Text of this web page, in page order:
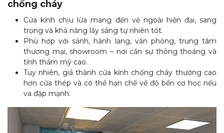
chống cháy
Cửa kính chịu lửa mang đến vẻ ngoài hiện đại, sang
trọng và khả năng lấy sáng tự nhiên tốt.
Phù hợp với sảnh, hành lang, văn phòng, trung tâm
thương mại, showroom – nơi cần sự thông thoáng và
tính thẩm mỹ cao.
Tuy nhiên, giá thành cửa kính chống cháy thường cao
hơn cửa thép và có thể hạn chế về độ bền cơ học nếu
va đập mạnh.